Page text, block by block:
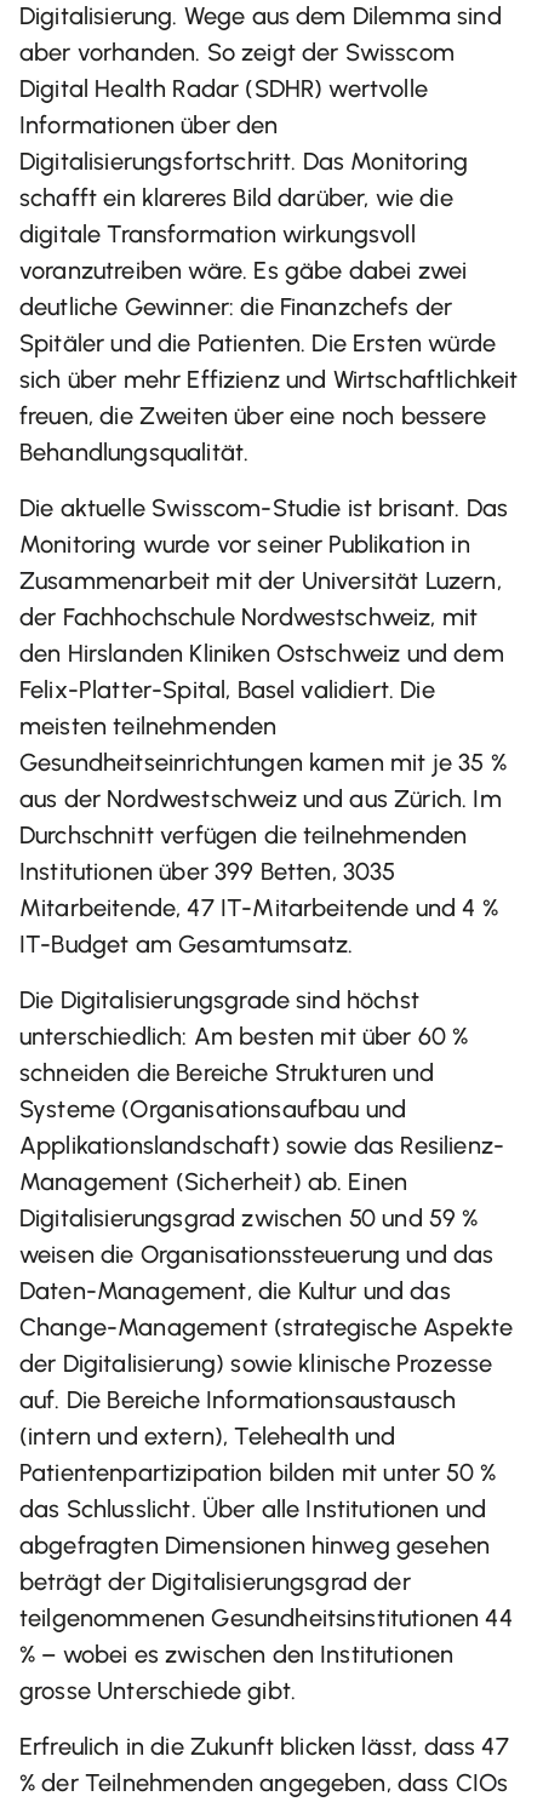
Digitalisierung. Wege aus dem Dilemma sind
aber vorhanden. So zeigt der Swisscom
Digital Health Radar (SDHR) wertvolle
Informationen über den
Digitalisierungsfortschritt. Das Monitoring
schafft ein klareres Bild darüber, wie die
digitale Transformation wirkungsvoll
voranzutreiben wäre. Es gäbe dabei zwei
deutliche Gewinner: die Finanzchefs der
Spitäler und die Patienten. Die Ersten würde
sich über mehr Effizienz und Wirtschaftlichkeit
freuen, die Zweiten über eine noch bessere
Behandlungsqualität.
Die aktuelle Swisscom-Studie ist brisant. Das
Monitoring wurde vor seiner Publikation in
Zusammenarbeit mit der Universität Luzern,
der Fachhochschule Nordwestschweiz, mit
den Hirslanden Kliniken Ostschweiz und dem
Felix-Platter-Spital, Basel validiert. Die
meisten teilnehmenden
Gesundheitseinrichtungen kamen mit je 35 %
aus der Nordwestschweiz und aus Zürich. Im
Durchschnitt verfügen die teilnehmenden
Institutionen über 399 Betten, 3035
Mitarbeitende, 47 IT-Mitarbeitende und 4 %
IT-Budget am Gesamtumsatz.
Die Digitalisierungsgrade sind höchst
unterschiedlich: Am besten mit über 60 %
schneiden die Bereiche Strukturen und
Systeme (Organisationsaufbau und
Applikationslandschaft) sowie das Resilienz-
Management (Sicherheit) ab. Einen
Digitalisierungsgrad zwischen 50 und 59 %
weisen die Organisationssteuerung und das
Daten-Management, die Kultur und das
Change-Management (strategische Aspekte
der Digitalisierung) sowie klinische Prozesse
auf. Die Bereiche Informationsaustausch
(intern und extern), Telehealth und
Patientenpartizipation bilden mit unter 50 %
das Schlusslicht. Über alle Institutionen und
abgefragten Dimensionen hinweg gesehen
beträgt der Digitalisierungsgrad der
teilgenommenen Gesundheitsinstitutionen 44
% – wobei es zwischen den Institutionen
grosse Unterschiede gibt.
Erfreulich in die Zukunft blicken lässt, dass 47
% der Teilnehmenden angegeben, dass CIOs